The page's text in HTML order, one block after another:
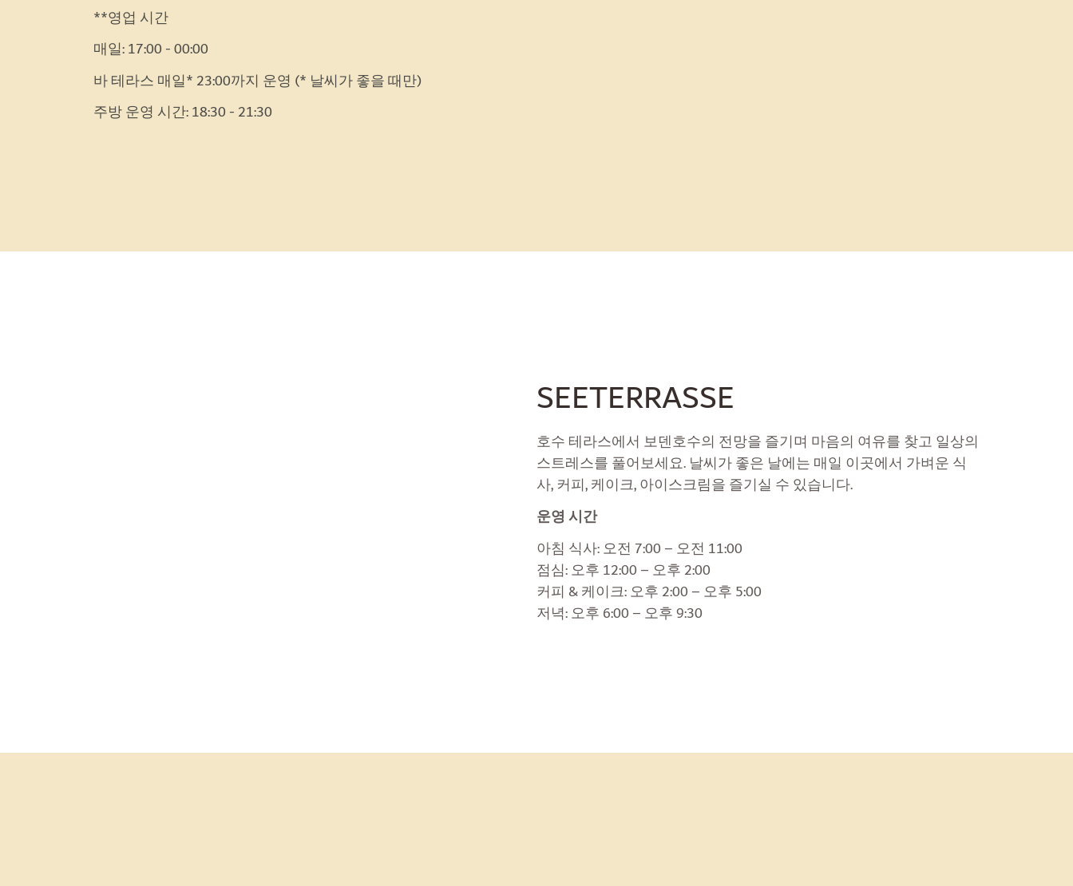
**영업 시간
매일: 17:00 - 00:00
바 테라스 매일* 23:00까지 운영 (* 날씨가 좋을 때만)
주방 운영 시간: 18:30 - 21:30
SEETERRASSE
호수 테라스에서 보덴호수의 전망을 즐기며 마음의 여유를 찾고 일상의
스트레스를 풀어보세요. 날씨가 좋은 날에는 매일 이곳에서 가벼운 식
사, 커피, 케이크, 아이스크림을 즐기실 수 있습니다.
운영 시간
아침 식사: 오전 7:00 – 오전 11:00
점심: 오후 12:00 – 오후 2:00
커피 & 케이크: 오후 2:00 – 오후 5:00
저녁: 오후 6:00 – 오후 9:30